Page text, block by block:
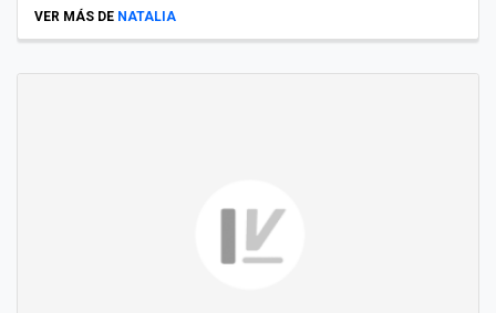
VER MÁS DE NATALIA